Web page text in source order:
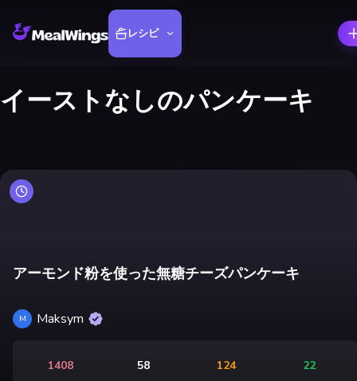
レシピ
イーストなしのパンケーキ
アーモンド粉を使った無糖チーズパンケーキ
M Maksym
1408 58 124 22